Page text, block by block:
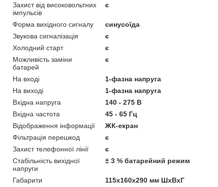
Захист від високовольтних
імпульсів
є
Форма вихідного сигналу
синусоїда
Звукова сигналізація
є
Холодний старт
є
Можливість заміни
батарей
є
На вході
1-фазна напруга
На виході
1-фазна напруга
Вхідна напруга
140 - 275 В
Вхідна частота
45 - 65 Гц
Відображення інформації
ЖК-екран
Фільтрація перешкод
є
Захист телефонної лінії
є
Стабільність вихідної
напруги
± 3 % батарейний режим
Габарити
115x160x290 мм ШхВхГ